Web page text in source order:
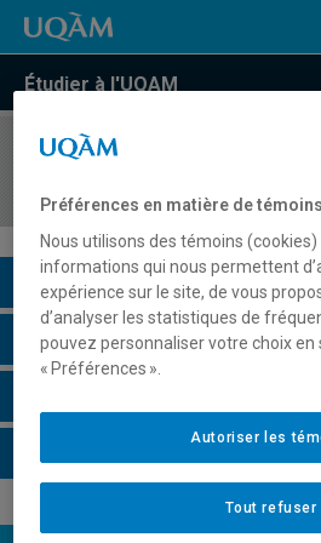
Étudier à l'UQAM
COURS//
Description du cours
Horaire - Été 2026
Préférences en matière de témoins
Nous utilisons des témoins
informations qui nous permettent
expérience sur le site, de vous
d’analyser les statistiques de
pouvez personnaliser votre choix
« Préférences ».
Tout refuser
Autoriser les